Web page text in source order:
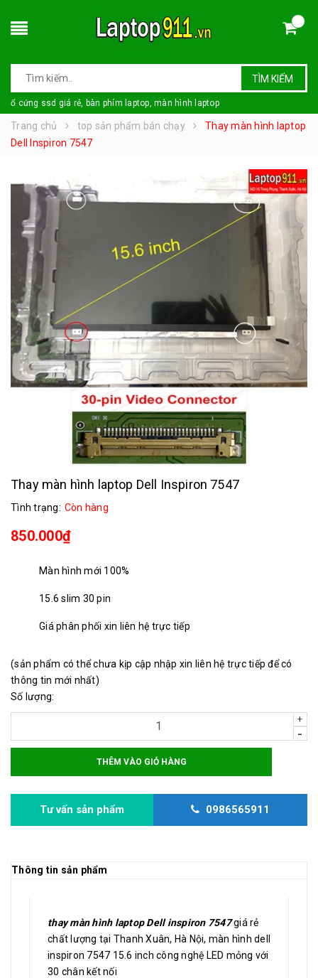
TÌM KIẾM
ổ cứng ssd giá rẻ, bàn phím laptop, màn hình laptop
Trang chủ top sản phẩm bán chạy
Thay màn hình laptop
Dell Inspiron 7547
Thay màn hình laptop Dell Inspiron 7547
Tình trạng: Còn hàng
850.000₫
Màn hình mới 100%
15.6 slim 30 pin
Giá phân phối xin liên hệ trực tiếp
(sản phẩm có thể chưa kịp cập nhập xin liên hệ trực tiếp để có
thông tin mới nhất)
Số lượng:
+
-
THÊM VÀO GIỎ HÀNG
Tư vấn sản phẩm 0986565911
Thông tin sản phẩm
thay màn hình laptop Dell inspiron 7547giá rẻ
chất lượng tại Thanh Xuân, Hà Nội, màn hình dell
inspiron 7547 15.6 inch công nghệ LED mỏng với
30 chân kết nối